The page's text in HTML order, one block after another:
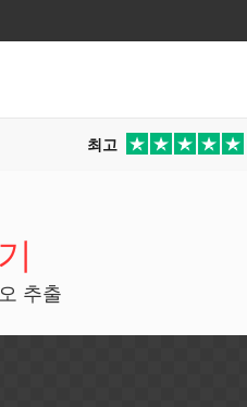
최고
추출